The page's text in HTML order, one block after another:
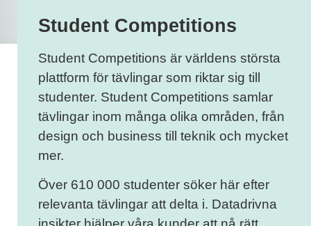
Student Competitions
Student Competitions är världens största
plattform för tävlingar som riktar sig till
studenter. Student Competitions samlar
tävlingar inom många olika områden, från
design och business till teknik och mycket
mer.
Över 610 000 studenter söker här efter
relevanta tävlingar att delta i. Datadrivna